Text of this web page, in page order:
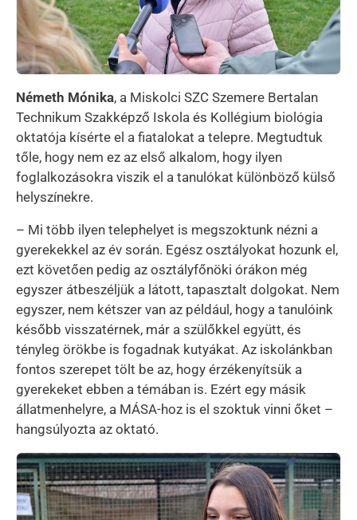
Németh Mónika, a Miskolci SZC Szemere Bertalan
Technikum Szakképző Iskola és Kollégium biológia
oktatója kísérte el a fiatalokat a telepre. Megtudtuk
tőle, hogy nem ez az első alkalom, hogy ilyen
foglalkozásokra viszik el a tanulókat különböző külső
helyszínekre.
– Mi több ilyen telephelyet is megszoktunk nézni a
gyerekekkel az év során. Egész osztályokat hozunk el,
ezt követően pedig az osztályfőnöki órákon még
egyszer átbeszéljük a látott, tapasztalt dolgokat. Nem
egyszer, nem kétszer van az például, hogy a tanulóink
később visszatérnek, már a szülőkkel együtt, és
tényleg örökbe is fogadnak kutyákat. Az iskolánkban
fontos szerepet tölt be az, hogy érzékenyítsük a
gyerekeket ebben a témában is. Ezért egy másik
állatmenhelyre, a MÁSA-hoz is el szoktuk vinni őket –
hangsúlyozta az oktató.
Kép